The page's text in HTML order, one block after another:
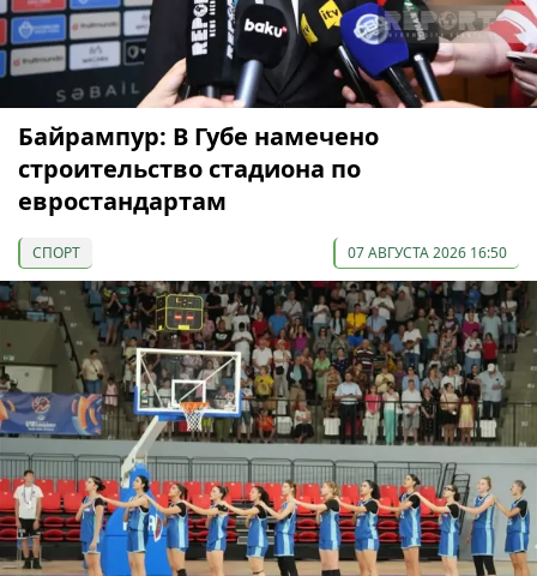
Байрампур: В Губе намечено
строительство стадиона по
евростандартам
СПОРТ 07 АВГУСТА 2026 16:50